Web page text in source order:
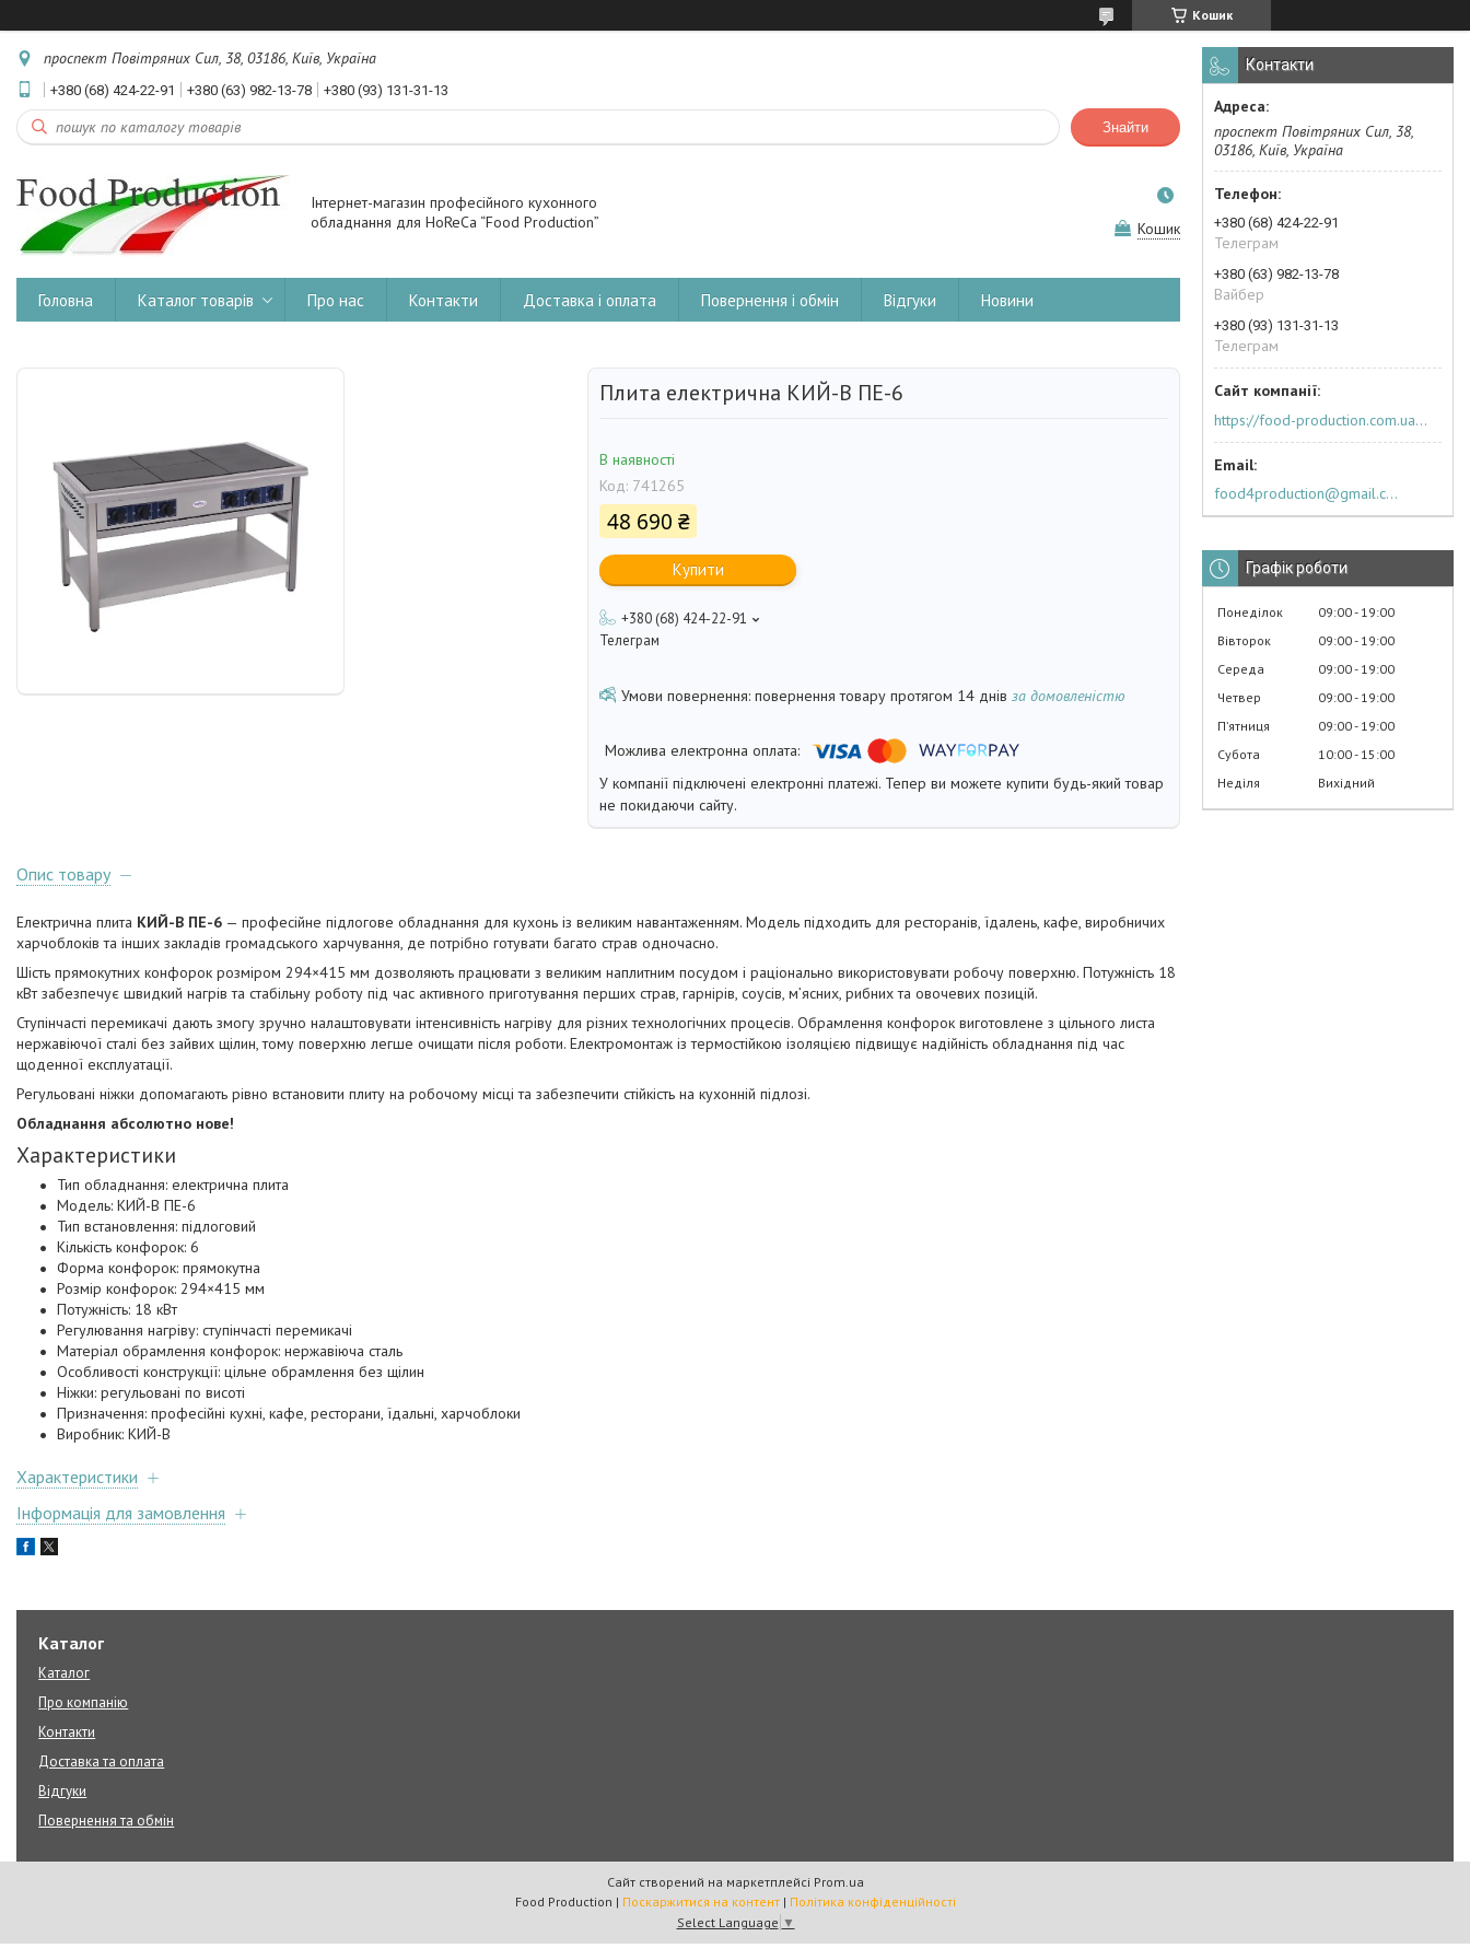
Кошик
проспект Повітряних Сил, 38, 03186, Київ, Україна
+380 (68) 424-22-91 +380 (63) 982-13-78 +380 (93) 131-31-13
Знайти
Інтернет-магазин професійного кухонного
обладнання для HoReCa “Food Production”
Кошик
Головна Каталог товарів Про нас Контакти Доставка і оплата Повернення і обмін Відгуки Новини
Плита електрична КИЙ-В ПЕ-6
В наявності
Код: 741265
48 690 ₴
Купити
+380 (68) 424-22-91
Телеграм
повернення товару протягом 14 днів за домовленістю
У компанії підключені електронні платежі. Тепер ви можете купити будь-який товар
не покидаючи сайту.
Опис товару
Електрична плита КИЙ-В ПЕ-6 — професійне підлогове обладнання для кухонь із великим навантаженням. Модель підходить для ресторанів, їдалень, кафе, виробничих
харчоблоків та інших закладів громадського харчування, де потрібно готувати багато страв одночасно.
Шість прямокутних конфорок розміром 294×415 мм дозволяють працювати з великим наплитним посудом і раціонально використовувати робочу поверхню. Потужність 18
кВт забезпечує швидкий нагрів та стабільну роботу під час активного приготування перших страв, гарнірів, соусів, м’ясних, рибних та овочевих позицій.
Ступінчасті перемикачі дають змогу зручно налаштовувати інтенсивність нагріву для різних технологічних процесів. Обрамлення конфорок виготовлене з цільного листа
нержавіючої сталі без зайвих щілин, тому поверхню легше очищати після роботи. Електромонтаж із термостійкою ізоляцією підвищує надійність обладнання під час
щоденної експлуатації.
Регульовані ніжки допомагають рівно встановити плиту на робочому місці та забезпечити стійкість на кухонній підлозі.
Обладнання абсолютно нове!
Характеристики
Тип обладнання: електрична плита
Модель: КИЙ-В ПЕ-6
Тип встановлення: підлоговий
Кількість конфорок: 6
Форма конфорок: прямокутна
Розмір конфорок: 294×415 мм
Потужність: 18 кВт
Регулювання нагріву: ступінчасті перемикачі
Матеріал обрамлення конфорок: нержавіюча сталь
Особливості конструкції: цільне обрамлення без щілин
Ніжки: регульовані по висоті
Призначення: професійні кухні, кафе, ресторани, їдальні, харчоблоки
Виробник: КИЙ-В
Характеристики
Інформація для замовлення
Контакти
проспект Повітряних Сил, 38,
03186, Київ, Україна
+380 (68) 424-22-91
Телеграм
+380 (63) 982-13-78
Вайбер
+380 (93) 131-31-13
Телеграм
https://food-production.com.ua/ua/
food4production@gmail.com
Графік роботи
Понеділок 09:00 19:00
Вівторок
09:00 19:00
Середа
09:00 19:00
Четвер
09:00 19:00
Пʼятниця
09:00 19:00
Субота
10:00 15:00
Неділя
Вихідний
Каталог
Каталог
Про компанію
Контакти
Доставка та оплата
Відгуки
Повернення та обмін
Сайт створений на маркетплейсі Prom.ua
Food Production | Поскаржитися на контент | Політика конфіденційності
Select Language ▼